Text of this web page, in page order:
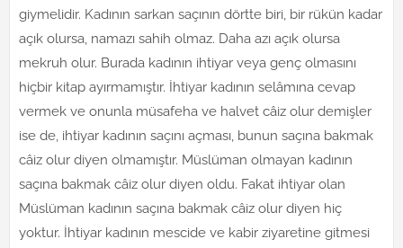
giymelidir. Kadının sarkan saçının dörtte biri, bir rükün kadar
açık olursa, namazı sahih olmaz. Daha azı açık olursa
mekruh olur. Burada kadının ihtiyar veya genç olmasını
hiçbir kitap ayırmamıştır. İhtiyar kadının selâmına cevap
vermek ve onunla müsafeha ve halvet câiz olur demişler
ise de, ihtiyar kadının saçını açması, bunun saçına bakmak
câiz olur diyen olmamıştır. Müslüman olmayan kadının
saçına bakmak câiz olur diyen oldu. Fakat ihtiyar olan
Müslüman kadının saçına bakmak câiz olur diyen hiç
yoktur. İhtiyar kadının mescide ve kabir ziyaretine gitmesi